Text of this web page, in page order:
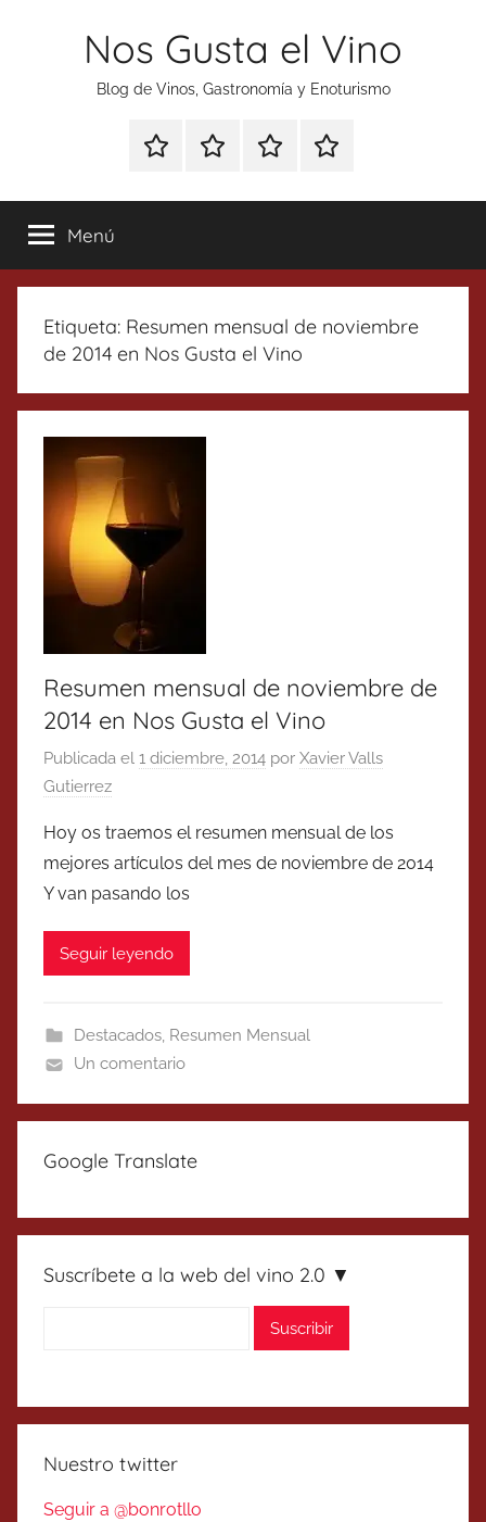
Nos Gusta el Vino
Blog de Vinos, Gastronomía y Enoturismo
Especial
Tonics
Enoturismo
Gastronomía
RankingContacto
Menú
Etiqueta: Resumen mensual de noviembre
de 2014 en Nos Gusta el Vino
Resumen mensual de noviembre de
2014 en Nos Gusta el Vino
Publicada el 1 diciembre, 2014 por Xavier Valls
Gutierrez
Hoy os traemos el resumen mensual de los
mejores artículos del mes de noviembre de 2014
Y van pasando los
Seguir leyendo
Destacados, Resumen Mensual
Un comentario
Google Translate
Suscríbete a la web del vino 2.0 ▼
Nuestro twitter
Seguir a @bonrotllo